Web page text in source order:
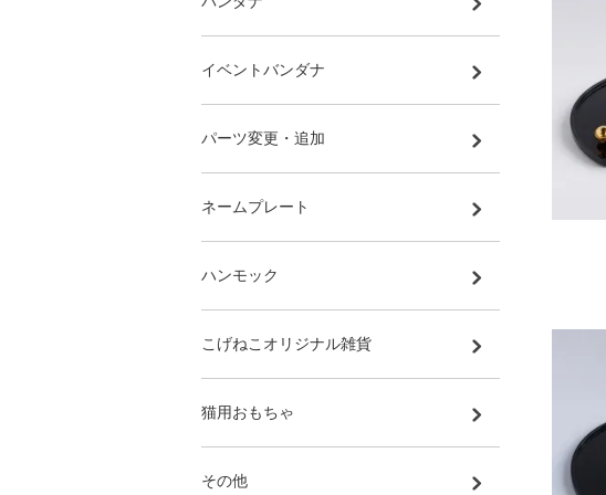
イベントバンダナ
パーツ変更・追加
ネームプレート
ハンモック
こげねこオリジナル雑貨
猫用おもちゃ
その他